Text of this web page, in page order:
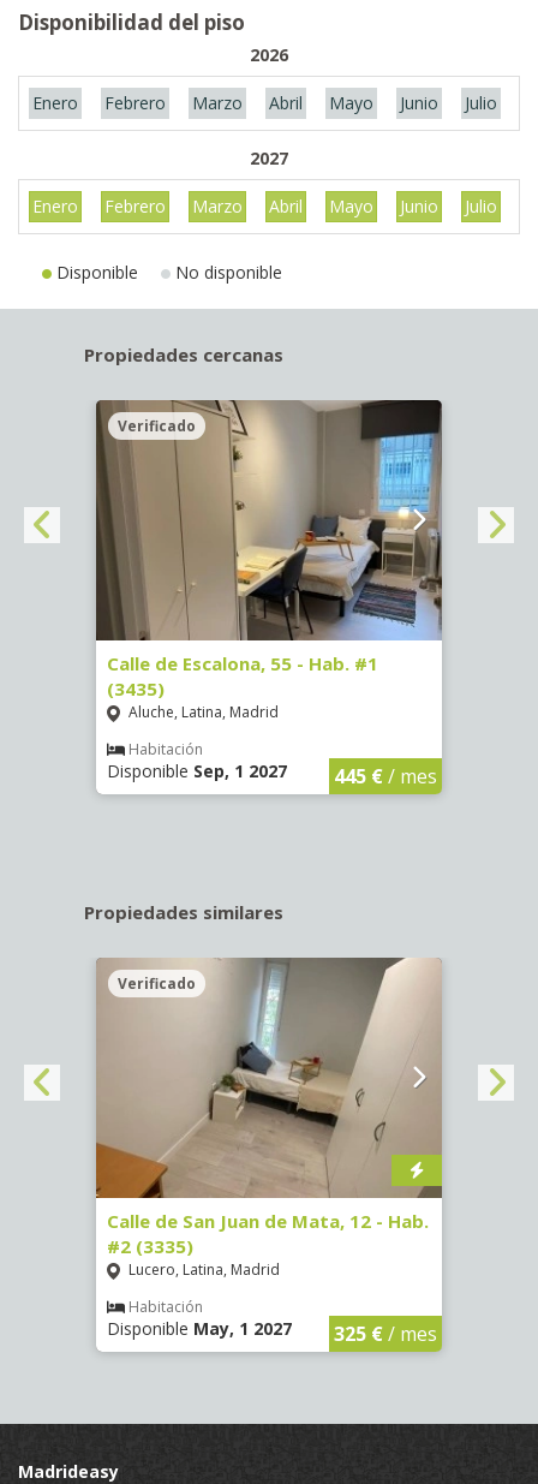
Disponibilidad del piso
2026
Enero Febrero Marzo Abril Mayo Junio Julio
2027
Enero Febrero Marzo Abril Mayo Junio Julio
Disponible No disponible
Propiedades cercanas
Verificado
Calle de Escalona, 55 - Hab. #1
(3435)
Aluche, Latina, Madrid
Habitación
Disponible Sep, 1 2027 445 €/ mes
Propiedades similares
Verificado
Calle de San Juan de Mata, 12 - Hab.
#2 (3335)
Lucero, Latina, Madrid
Habitación
Disponible May, 1 2027 325 €/ mes
Madrideasy